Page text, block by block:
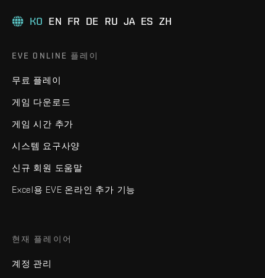
KO EN FR DE RU JA ES ZH
EVE ONLINE 플레이
무료 플레이
게임 다운로드
게임 시간 추가
시스템 요구사양
신규 회원 도움말
Excel용 EVE 온라인 추가 기능
현재 플레이어
계정 관리